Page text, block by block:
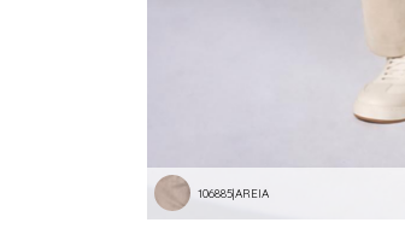
106885|AREIA